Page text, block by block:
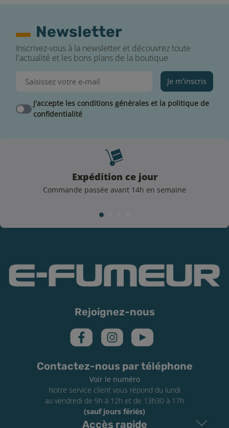
Newsletter
Inscrivez-vous à la newsletter et découvrez toute
l'actualité et les bons plans de la boutique
Je m'inscris
J'accepte les conditions générales et la politique de
confidentialité
Expédition ce jour
Commande passée avant 14h en semaine
Rejoignez-nous
Contactez-nous par téléphone
Voir le numéro
Notre service client vous répond du lundi
au vendredi de 9h à 12h et de 13h30 à 17h
(sauf jours fériés)
Accès rapide